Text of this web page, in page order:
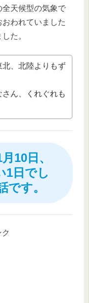
天候型の気象で
われていました
た。
、北陸よりもず
ん、くれぐれも
10日、
1日でし
です。